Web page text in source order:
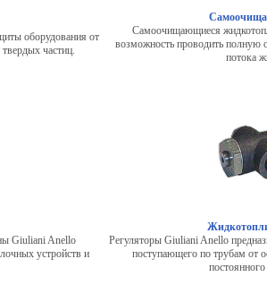
оборудования от
частиц.
Самоочищающиеся
возможность проводить полную
потока
Giuliani Anello
устройств и
Регуляторы Giuliani Anello
поступающего по трубам от